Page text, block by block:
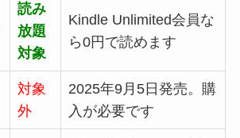
読み
放題
対象
Kindle Unlimited会員な
ら0円で読めます
対象
外
2025年9月5日発売。購
入が必要です